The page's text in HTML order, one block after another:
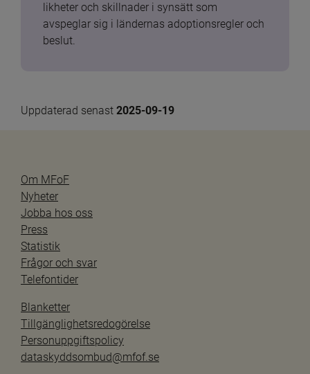
likheter och skillnader i synsätt som
avspeglar sig i ländernas adoptionsregler och
beslut.
Uppdaterad senast 2025-09-19
Om MFoF
Nyheter
Jobba hos oss
Press
Statistik
Frågor och svar
Telefontider
Blanketter
Tillgänglighetsredogörelse
Personuppgiftspolicy
dataskyddsombud@mfof.se